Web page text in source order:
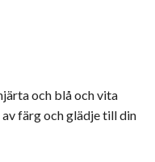
och blå och vita
färg och glädje till din